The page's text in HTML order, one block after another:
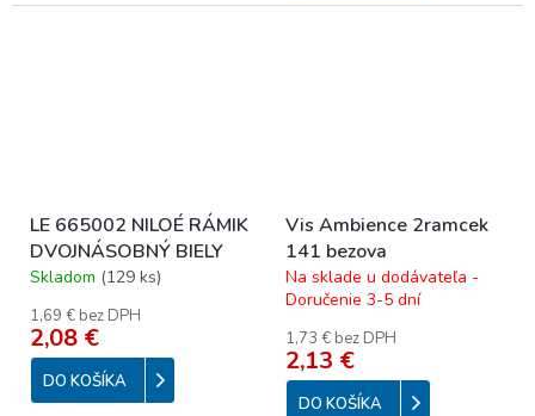
LE 665002 NILOÉ RÁMIK
DVOJNÁSOBNÝ BIELY
Skladom (129 ks)
1,69 € bez DPH
2,08 €
DO KOŠÍKA
Vis Ambience 2ramcek
141 bezova
Na sklade u dodávateľa -
Doručenie 3-5 dní
1,73 € bez DPH
2,13 €
DO KOŠÍKA